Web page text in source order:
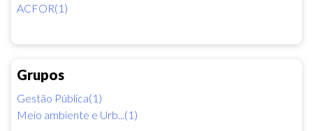
ACFOR(1)
Grupos
Gestão Pública(1)
Meio ambiente e Urb...(1)